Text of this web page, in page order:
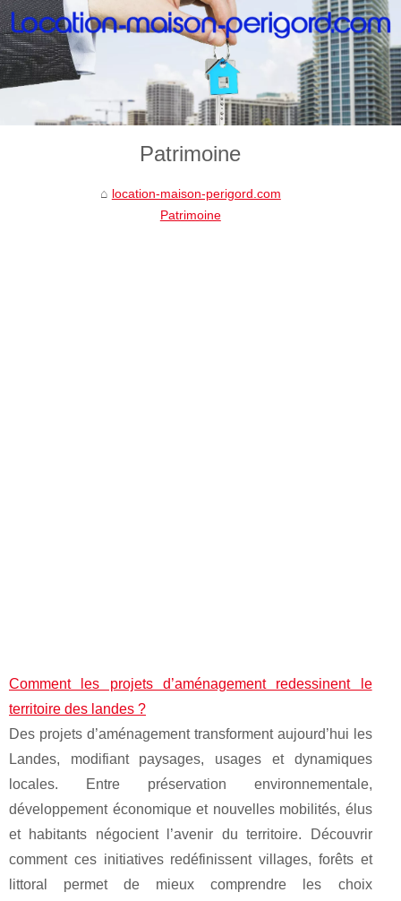
Patrimoine
location-maison-perigord.com
Patrimoine
Comment les projets d’aménagement redessinent le
territoire des landes ?
Des projets d’aménagement transforment aujourd’hui les
Landes, modifiant paysages, usages et dynamiques
locales. Entre préservation environnementale,
développement économique et nouvelles mobilités, élus
et habitants négocient l’avenir du territoire. Découvrir
comment ces initiatives redéfinissent villages, forêts et
littoral permet de mieux comprendre les choix